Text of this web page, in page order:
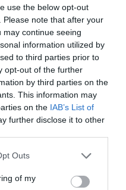
use the below opt-out
note that after your
continue seeing
information utilized by
to third parties prior to
opt-out of the further
by third parties on the
This information may
on the IAB’s List of
further disclose it to other
Outs
of my
PRÓXIMOS
JOGOS
NOMEAÇÕES